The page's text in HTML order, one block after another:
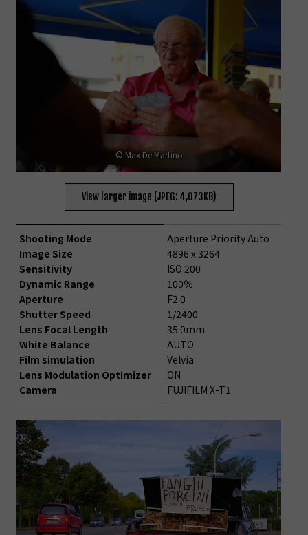
© Max De Martino
View larger image (JPEG: 4,073KB)
Shooting Mode
Image Size
Sensitivity
Dynamic Range
Aperture
Shutter Speed
Lens Focal Length
White Balance
Film simulation
Lens Modulation Optimizer
Camera
Aperture Priority Auto
4896 x 3264
ISO 200
100％
F2.0
1/2400
35.0mm
AUTO
Velvia
ON
FUJIFILM X-T1